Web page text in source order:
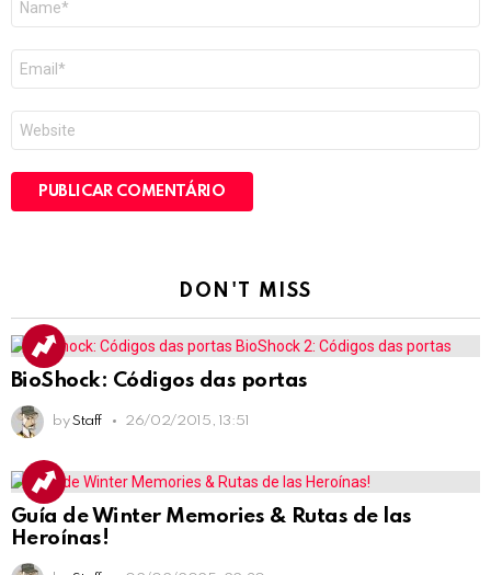
mail
*
DON'T MISS
BioShock: Códigos das portas
by Staff 26/02/2015, 13:51
Guía de Winter Memories & Rutas de las
Heroínas!